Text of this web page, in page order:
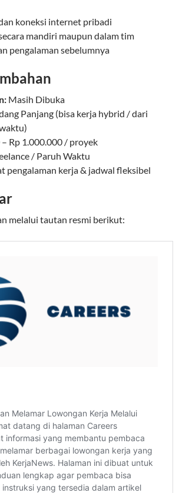
koneksi internet pribadi
mandiri maupun dalam tim
pengalaman sebelumnya
Masih Dibuka
Panjang (bisa kerja hybrid / dari
Rp 1.000.000 / proyek
/ Paruh Waktu
pengalaman kerja & jadwal fleksibel
melalui tautan resmi berikut: